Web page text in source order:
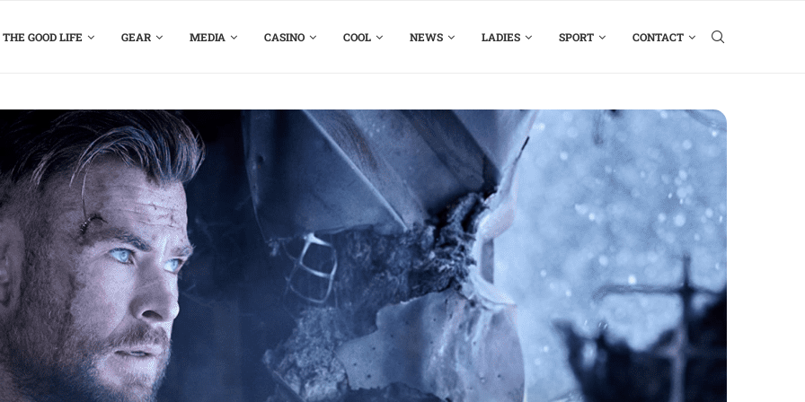
THE GOOD LIFE GEAR MEDIA CASINO COOL NEWS LADIES SPORT CONTACT